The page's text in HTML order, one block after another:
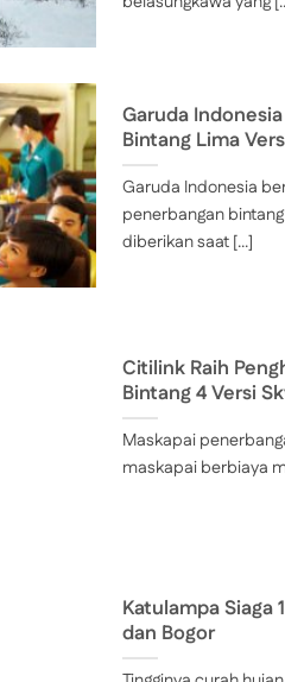
Garuda
Bintang Lima
Garuda Indonesia
penerbangan
diberikan saat [...]
Citilink Raih
Bintang 4 Versi
Maskapai
maskapai berbiaya
Katulampa Siaga
dan Bogor